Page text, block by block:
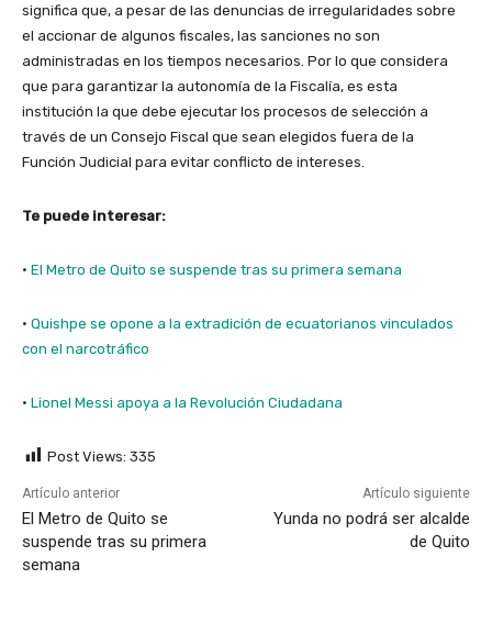
significa que, a pesar de las denuncias de irregularidades sobre
el accionar de algunos fiscales, las sanciones no son
administradas en los tiempos necesarios. Por lo que considera
que para garantizar la autonomía de la Fiscalía, es esta
institución la que debe ejecutar los procesos de selección a
través de un Consejo Fiscal que sean elegidos fuera de la
Función Judicial para evitar conflicto de intereses.
Te puede interesar:
· El Metro de Quito se suspende tras su primera semana
· Quishpe se opone a la extradición de ecuatorianos vinculados
con el narcotráfico
· Lionel Messi apoya a la Revolución Ciudadana
Post Views: 335
Artículo anterior
El Metro de Quito se
suspende tras su primera
semana
Artículo siguiente
Yunda no podrá ser alcalde
de Quito